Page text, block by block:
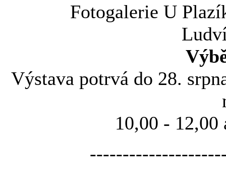
Fotogalerie U
Výstava potrvá do 28.
10,00 - 12,00